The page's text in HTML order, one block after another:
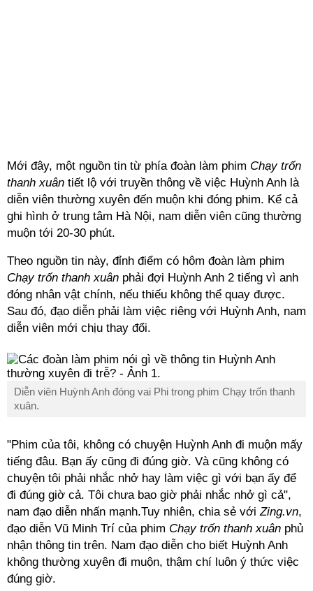
Mới đây, một nguồn tin từ phía đoàn làm phim Chạy trốn
thanh xuân tiết lộ với truyền thông về việc Huỳnh Anh là
diễn viên thường xuyên đến muộn khi đóng phim. Kể cả
ghi hình ở trung tâm Hà Nội, nam diễn viên cũng thường
muộn tới 20-30 phút.
Theo nguồn tin này, đỉnh điểm có hôm đoàn làm phim
Chạy trốn thanh xuân phải đợi Huỳnh Anh 2 tiếng vì anh
đóng nhân vật chính, nếu thiếu không thể quay được.
Sau đó, đạo diễn phải làm việc riêng với Huỳnh Anh, nam
diễn viên mới chịu thay đổi.
Diễn viên Huỳnh Anh đóng vai Phi trong phim Chạy trốn thanh
xuân.
"Phim của tôi, không có chuyện Huỳnh Anh đi muộn mấy
tiếng đâu. Bạn ấy cũng đi đúng giờ. Và cũng không có
chuyện tôi phải nhắc nhở hay làm việc gì với bạn ấy để
đi đúng giờ cả. Tôi chưa bao giờ phải nhắc nhở gì cả",
nam đạo diễn nhấn mạnh.Tuy nhiên, chia sẻ vớiZing.vn,
đạo diễn Vũ Minh Trí của phim Chạy trốn thanh xuân phủ
nhận thông tin trên. Nam đạo diễn cho biết Huỳnh Anh
không thường xuyên đi muộn, thậm chí luôn ý thức việc
đúng giờ.